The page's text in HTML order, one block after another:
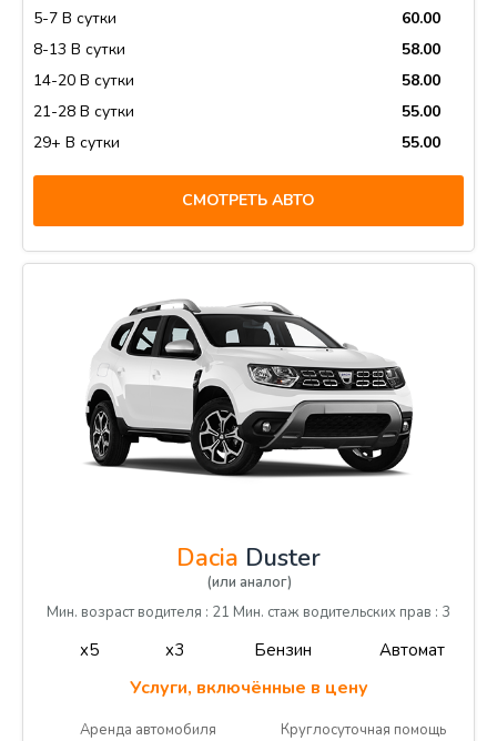
5-7 В сутки
60.00
8-13 В сутки
58.00
14-20 В сутки
58.00
21-28 В сутки
55.00
29+ В сутки
55.00
СМОТРЕТЬ АВТО
Dacia Duster
(или аналог)
Мин. возраст водителя : 21 Мин. стаж водительских прав : 3
x5 x3 Бензин Автомат
Услуги, включённые в цену
Аренда автомобиля
Круглосуточная помощь